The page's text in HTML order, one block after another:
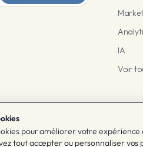
IA
Voir
pour améliorer votre
tout accepter ou personnaliser vos